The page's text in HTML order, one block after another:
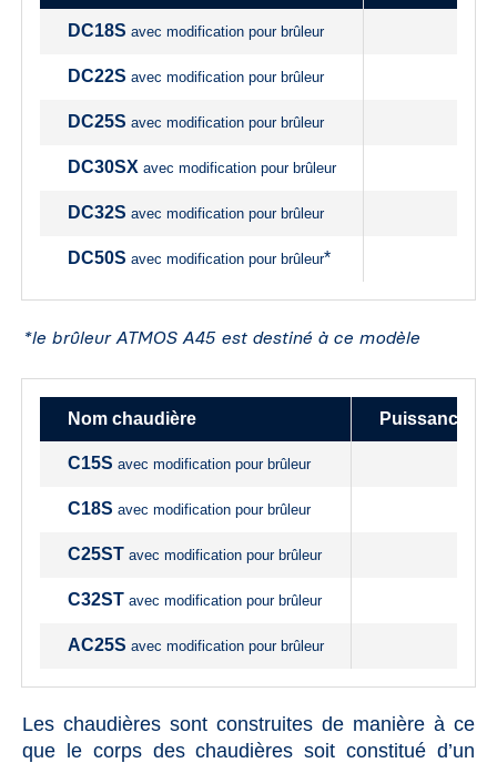
DC18S avec modification pour brûleur
DC22S avec modification pour brûleur
DC25S avec modification pour brûleur
DC30SX avec modification pour brûleur
DC32S avec modification pour brûleur
DC50S avec modification pour brûleur*
*le brûleur ATMOS A45 est destiné à ce modèle
Nom chaudière Puissance
C15S avec modification pour brûleur
C18S avec modification pour brûleur
C25ST avec modification pour brûleur
C32ST avec modification pour brûleur
AC25S avec modification pour brûleur
Les chaudières sont construites de manière à ce
que le corps des chaudières soit constitué d’un